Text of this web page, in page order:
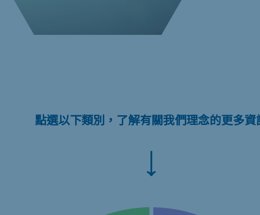
點選以下類別，了解有關我們理念的更多資